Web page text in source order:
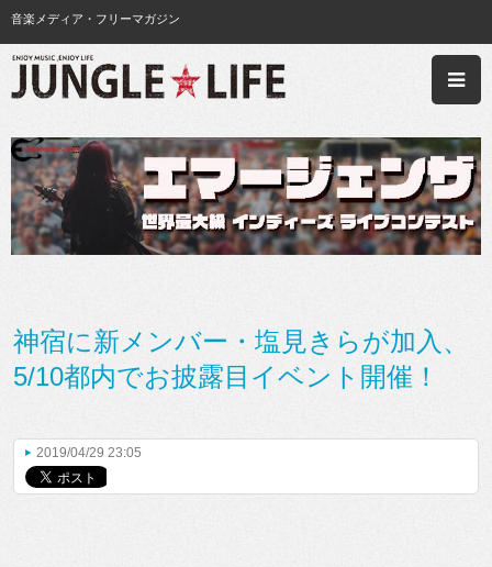
音楽メディア・フリーマガジン
神宿に新メンバー・塩見きらが加入、
5/10都内でお披露目イベント開催！
2019/04/29 23:05